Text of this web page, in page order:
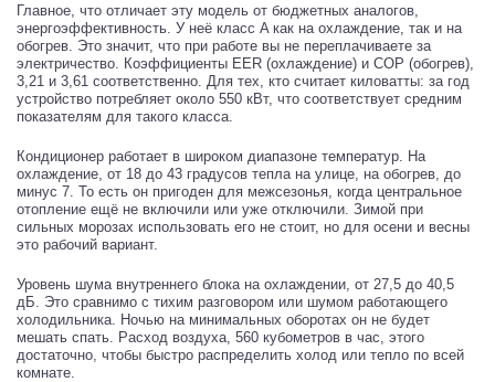
Главное, что отличает эту модель от бюджетных аналогов,
энергоэффективность. У неё класс A как на охлаждение, так и на
обогрев. Это значит, что при работе вы не переплачиваете за
электричество. Коэффициенты EER (охлаждение) и COP (обогрев),
3,21 и 3,61 соответственно. Для тех, кто считает киловатты: за год
устройство потребляет около 550 кВт, что соответствует средним
показателям для такого класса.
Кондиционер работает в широком диапазоне температур. На
охлаждение, от 18 до 43 градусов тепла на улице, на обогрев, до
минус 7. То есть он пригоден для межсезонья, когда центральное
отопление ещё не включили или уже отключили. Зимой при
сильных морозах использовать его не стоит, но для осени и весны
это рабочий вариант.
Уровень шума внутреннего блока на охлаждении, от 27,5 до 40,5
дБ. Это сравнимо с тихим разговором или шумом работающего
холодильника. Ночью на минимальных оборотах он не будет
мешать спать. Расход воздуха, 560 кубометров в час, этого
достаточно, чтобы быстро распределить холод или тепло по всей
комнате.